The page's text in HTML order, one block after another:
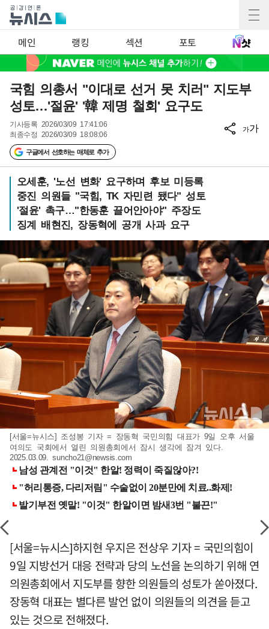
메인 랭킹 섹션 포토
국힘 의총서 "이대로 선거 못 치러" 지도부
성토…'절윤' '韓 제명 철회' 요구도
기사등록 2026/03/09 17:41:06
최종수정 2026/03/09 18:08:06
구글에서 선호하는 매체로 추가
가가
오세훈, '노선 변화' 요구하며 후보 미등록
중진 의원들 "국힘, TK 자민련 됐다" 성토
'절윤' 촉구…"한동훈 끌어안아야" 주장도
징계 배현진, 장동혁에 공개 사과 요구
[서울=뉴시스] 조성봉 기자 = 장동혁 국민의힘 대표가 9일 오후 서울
여의도 국회에서 열린 의원총회에서 잠시 생각에 잠겨 있다.
2025.03.09.suncho21@newsis.com
[서울=뉴시스]하지현 우지은 전상우 기자 = 국민의힘이
9일 지방선거 대응 전략과 당의 노선을 논의하기 위해 연
의원총회에서 지도부를 향한 의원들의 성토가 쏟아졌다.
장동혁 대표는 별다른 발언 없이 의원들의 의견을 듣고
있는 것으로 전해졌다.